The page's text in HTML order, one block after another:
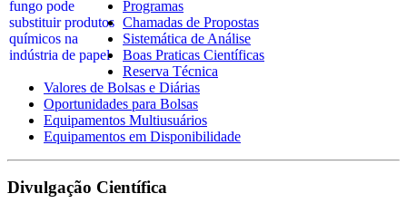
Programas
Chamadas de Propostas
Sistemática de Análise
Boas Praticas Científicas
Reserva Técnica
Valores de Bolsas e Diárias
Oportunidades para Bolsas
Equipamentos Multiusuários
Equipamentos em Disponibilidade
Divulgação Científica